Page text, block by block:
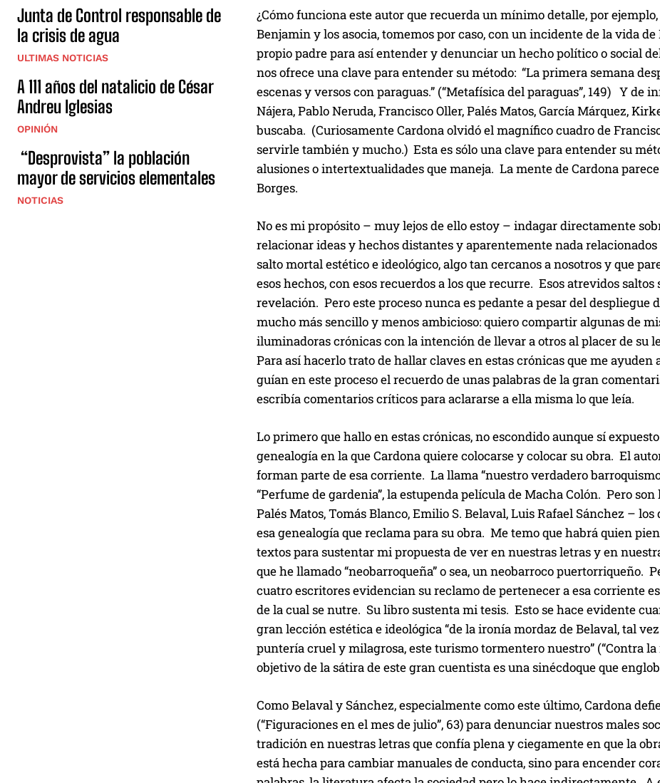
Junta de Control responsable de
la crisis de agua
ULTIMAS NOTICIAS
A 111 años del natalicio de César
Andreu Iglesias
OPINIÓN
“Desprovista” la población
mayor de servicios elementales
NOTICIAS
¿Cómo funciona este autor que recuerda un mínimo detalle, por
Benjamin y los asocia, tomemos por caso, con un incidente de la vida
propio padre para así entender y denunciar un hecho político o social
nos ofrece una clave para entender su método: “La primera semana
escenas y versos con paraguas.” (“Metafísica del paraguas”, 149) Y de
Nájera, Pablo Neruda, Francisco Oller, Palés Matos, García Márquez,
buscaba. (Curiosamente Cardona olvidó el magnífico cuadro de
servirle también y mucho.) Esta es sólo una clave para entender su
alusiones o intertextualidades que maneja. La mente de Cardona
Borges.
No es mi propósito – muy lejos de ello estoy – indagar directamente
relacionar ideas y hechos distantes y aparentemente nada
salto mortal estético e ideológico, algo tan cercanos a nosotros y que
esos hechos, con esos recuerdos a los que recurre. Esos atrevidos
revelación. Pero este proceso nunca es pedante a pesar del
mucho más sencillo y menos ambicioso: quiero compartir algunas de
iluminadoras crónicas con la intención de llevar a otros al placer de su
Para así hacerlo trato de hallar claves en estas crónicas que me
guían en este proceso el recuerdo de unas palabras de la gran
escribía comentarios críticos para aclararse a ella misma lo que leía.
Lo primero que hallo en estas crónicas, no escondido aunque sí
genealogía en la que Cardona quiere colocarse y colocar su obra. El
forman parte de esa corriente. La llama “nuestro verdadero
“Perfume de gardenia”, la estupenda película de Macha Colón. Pero
Palés Matos, Tomás Blanco, Emilio S. Belaval, Luis Rafael Sánchez –
esa genealogía que reclama para su obra. Me temo que habrá quien
textos para sustentar mi propuesta de ver en nuestras letras y en
que he llamado “neobarroqueña” o sea, un neobarroco puertorriqueño.
cuatro escritores evidencian su reclamo de pertenecer a esa corriente
de la cual se nutre. Su libro sustenta mi tesis. Esto se hace evidente
gran lección estética e ideológica “de la ironía mordaz de Belaval, tal
puntería cruel y milagrosa, este turismo tormentero nuestro” (“Contra
objetivo de la sátira de este gran cuentista es una sinécdoque que
Como Belaval y Sánchez, especialmente como este último, Cardona
(“Figuraciones en el mes de julio”, 63) para denunciar nuestros males
tradición en nuestras letras que confía plena y ciegamente en que la
está hecha para cambiar manuales de conducta, sino para encender